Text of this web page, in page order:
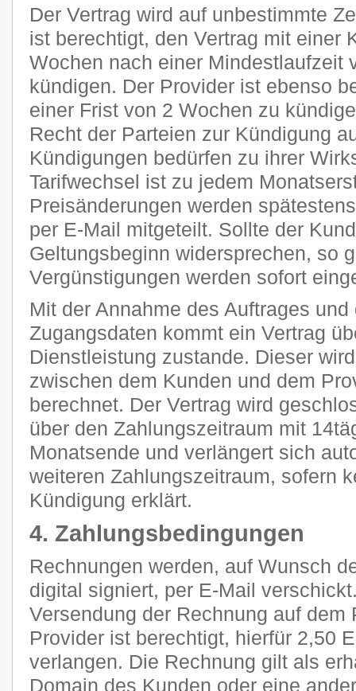
Der Vertrag wird auf unbestimmte
ist berechtigt, den Vertrag mit einer
Wochen nach einer Mindestlaufzeit
kündigen. Der Provider ist ebenso
einer Frist von 2 Wochen zu
Recht der Parteien zur Kündigung
Kündigungen bedürfen zu ihrer
Tarifwechsel ist zu jedem
Preisänderungen werden
per E-Mail mitgeteilt. Sollte der
Geltungsbeginn widersprechen, so
Vergünstigungen werden sofort
Mit der Annahme des Auftrages und
Zugangsdaten kommt ein Vertrag
Dienstleistung zustande. Dieser
zwischen dem Kunden und dem
berechnet. Der Vertrag wird
über den Zahlungszeitraum mit
Monatsende und verlängert sich
weiteren Zahlungszeitraum, sofern
Kündigung erklärt.
4. Zahlungsbedingungen
Rechnungen werden, auf Wunsch
digital signiert, per E-Mail
Versendung der Rechnung auf dem
Provider ist berechtigt, hierfür 2,50
verlangen. Die Rechnung gilt als
Domain des Kunden oder eine